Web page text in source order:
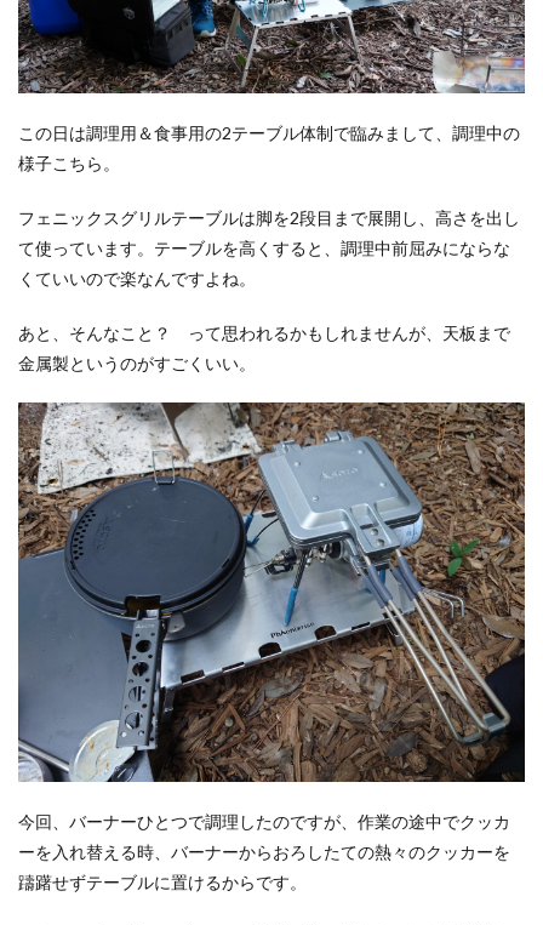
この日は調理用＆食事用の2テーブル体制で臨みまして、調理中の
様子こちら。
フェニックスグリルテーブルは脚を2段目まで展開し、高さを出し
て使っています。テーブルを高くすると、調理中前屈みにならな
くていいので楽なんですよね。
あと、そんなこと？ って思われるかもしれませんが、天板まで
金属製というのがすごくいい。
今回、バーナーひとつで調理したのですが、作業の途中でクッカ
ーを入れ替える時、バーナーからおろしたての熱々のクッカーを
躊躇せずテーブルに置けるからです。